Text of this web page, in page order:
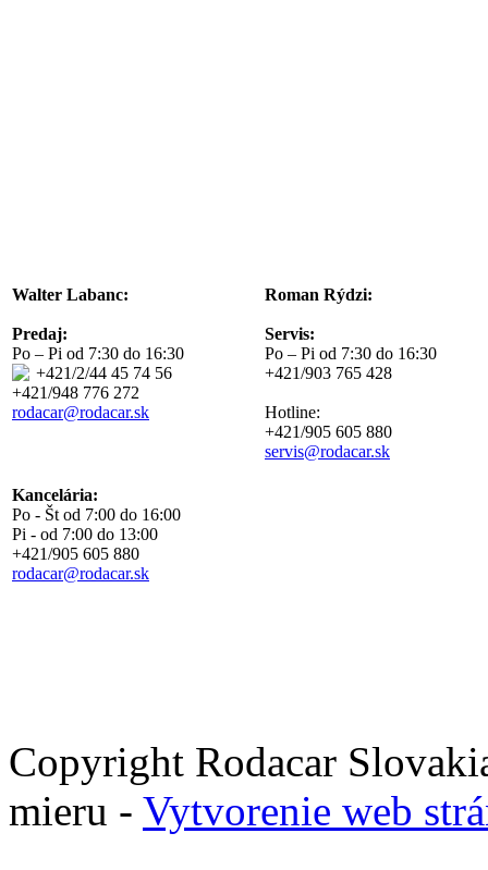
Walter Labanc:
Predaj:
Po – Pi od 7:30 do 16:30
+421/2/44 45 74 56
+421/948 776 272
rodacar@rodacar.sk
Roman Rýdzi:
Servis:
Po – Pi od 7:30 do 16:30
+421/903 765 428
Hotline:
+421/905 605 880
servis@rodacar.sk
Kancelária:
Po - Št od 7:00 do 16:00
Pi - od 7:00 do 13:00
+421/905 605 880
rodacar@rodacar.sk
Copyright Rodacar
mieru - Vytvorenie web